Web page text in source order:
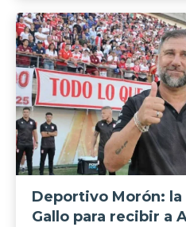
Deportivo Morón:
Gallo para recibir a